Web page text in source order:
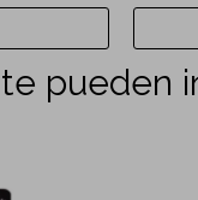
pueden